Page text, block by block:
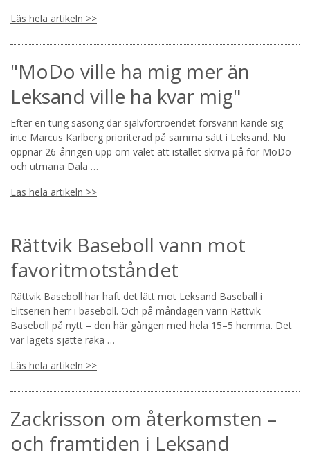
Läs hela artikeln >>
"MoDo ville ha mig mer än
Leksand ville ha kvar mig"
Efter en tung säsong där självförtroendet försvann kände sig
inte Marcus Karlberg prioriterad på samma sätt i Leksand. Nu
öppnar 26-åringen upp om valet att istället skriva på för MoDo
och utmana Dala …
Läs hela artikeln >>
Rättvik Baseboll vann mot
favoritmotståndet
Rättvik Baseboll har haft det lätt mot Leksand Baseball i
Elitserien herr i baseboll. Och på måndagen vann Rättvik
Baseboll på nytt – den här gången med hela 15–5 hemma. Det
var lagets sjätte raka …
Läs hela artikeln >>
Zackrisson om återkomsten –
och framtiden i Leksand